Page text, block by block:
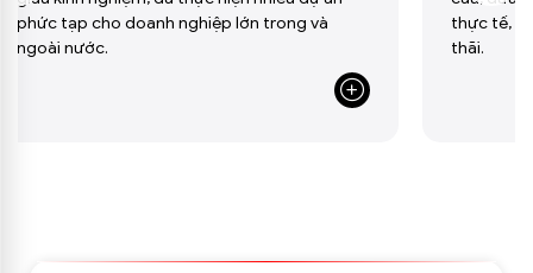
doanh nghiệp lớn trong và
thực tế, tiết kiệm nhất